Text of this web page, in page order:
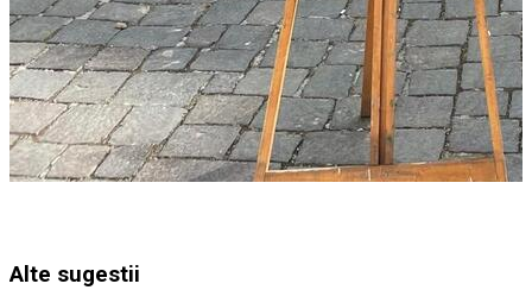
Alte sugestii